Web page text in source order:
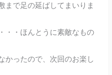
まで足の延ばしてまいりま
・・ほんとうに素敵なもの
かったので、次回のお楽し